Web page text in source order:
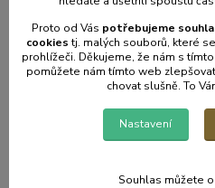
SSI 3520RS žehlička
prac.dnů
Proto od Vás potřebujeme
cookiestj. malých souborů, které
prohlížeči. Děkujeme, že nám s
pomůžete nám tímto web
chovat slušně. To
Nastavení
Souhlas můžete